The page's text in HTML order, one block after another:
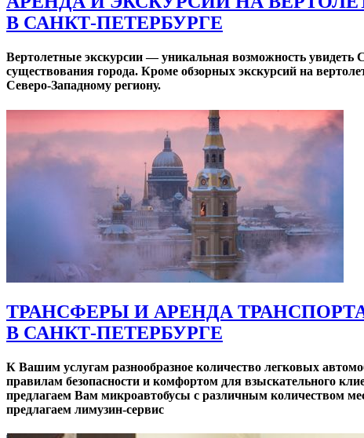
В САНКТ-ПЕТЕРБУРГЕ
Вертолетные экскурсии — уникальная возможность увидеть
существования города. Кроме обзорных экскурсий на
Северо-Западному региону.
ТРАНСФЕРЫ И АРЕНДА
В САНКТ-ПЕТЕРБУРГЕ
К Вашим услугам разнообразное количество легковых
правилам безопасности и комфортом для взыскательного
предлагаем Вам микроавтобусы с различным количеством
предлагаем лимузин-сервис